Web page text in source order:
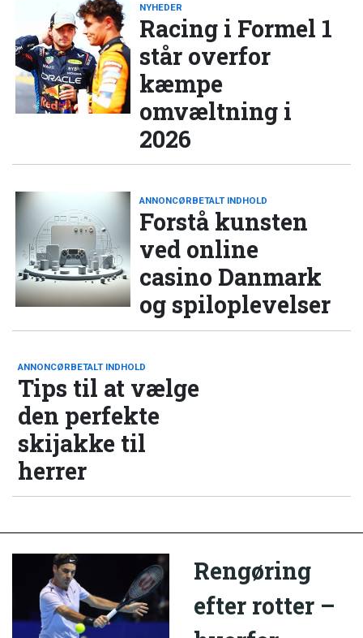
NYHEDER
Racing i Formel 1
står overfor
kæmpe
omvæltning i
2026
ANNONCØRBETALT INDHOLD
Forstå kunsten
ved online
casino Danmark
og spiloplevelser
ANNONCØRBETALT INDHOLD
Tips til at vælge
den perfekte
skijakke til
herrer
Rengøring
efter rotter –